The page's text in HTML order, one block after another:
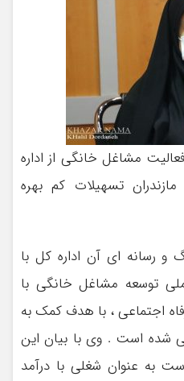
مشاغل خانگی از اداره
تسهیلات کم بهره
رسانه ای آن اداره کل با
توسعه مشاغل خانگی با
اجتماعی ، با هدف کمک به
شده است . وی با بیان این
به عنوان شغلی با درآمد